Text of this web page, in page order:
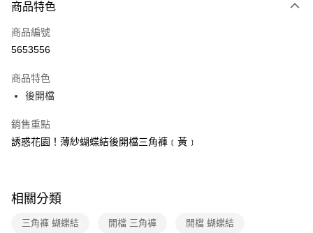
信用卡一次付款
超商取貨付款
Apple Pay
街口支付
悠遊付
運送方式
全家取貨付款
商品特色
商品編號
5653556
商品特色
後開檔
銷售重點
誘惑花園！薄紗蝴蝶結後開檔三角褲﹝黃﹞
相關分類
三角褲 蝴蝶結 開檔 三角褲 開檔 蝴蝶結